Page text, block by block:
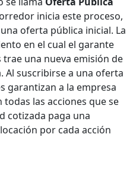
inicia este proceso,
oferta pública inicial. La
en el cual el garante
una nueva emisión de
Al suscribirse a una oferta
garantizan a la empresa
las acciones que se
cotizada paga una
por cada acción